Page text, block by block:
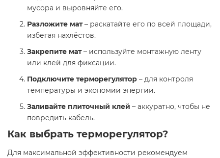
мусора и выровняйте его.
Разложите мат– раскатайте его по всей площади,
избегая нахлёстов.
Закрепите мат– используйте монтажную ленту
или клей для фиксации.
Подключите терморегулятор – для контроля
температуры и экономии энергии.
Заливайте плиточный клей – аккуратно, чтобы не
повредить кабель.
Как выбрать терморегулятор?
Для максимальной эффективности рекомендуем